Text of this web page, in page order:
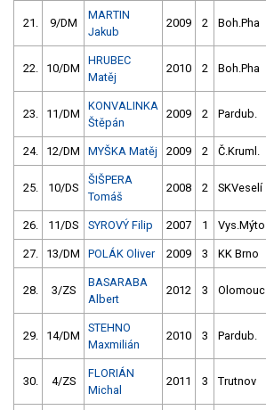
21. 9/DM
MARTIN
Jakub
2009 2 Boh.Pha
22. 10/DM
HRUBEC
Matěj
2010 2 Boh.Pha
23. 11/DM
KONVALINKA
Štěpán
2009 2 Pardub.
24. 12/DM MYŠKA Matěj 2009 2 Č.Kruml.
25. 10/DS
ŠIŠPERA
Tomáš
2008 2 SKVeselí
26. 11/DS SYROVÝ Filip 2007 1 Vys.Mýto
27. 13/DM POLÁK Oliver 2009 3 KK Brno
28. 3/ZS
BASARABA
Albert
2012 3 Olomouc
29. 14/DM
STEHNO
Maxmilián
2010 3 Pardub.
30. 4/ZS
FLORIÁN
Michal
2011 3 Trutnov